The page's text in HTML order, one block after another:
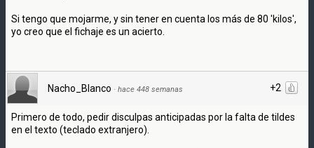
Si tengo que mojarme, y sin tener en cuenta los más de 80 'kilos',
yo creo que el fichaje es un acierto.
+2
Nacho_Blanco · hace 448 semanas
Primero de todo, pedir disculpas anticipadas por la falta de tildes
en el texto (teclado extranjero).